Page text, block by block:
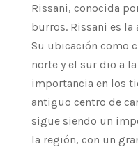
Rissani, conocida
burros. Rissani es
Su ubicación como
norte y el sur dio a
importancia en los
antiguo centro de
sigue siendo un
la región, con un